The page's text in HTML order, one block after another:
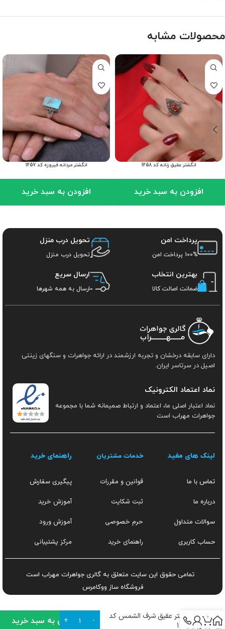
محصولات مشابه
انگشتر عقیق زنانه کد 1258
افزودن به سبد خرید
انگشتر مردانه فیروزه کد 1257
افزودن به سبد خرید
پرداخت امن
100% پرداخت امن
تحویل درب منزل
تحویل درب منزل
بهترین انتخاب
ضمانت اصالت کالا
ارسال سریع
ارسال به همه شهرها
دارای سابقه درخشان و تجربه ارزشمند در ارائه جواهرات و سنگهای زینتی
اصیل در سرتاسر ایران.
نماد اعتماد الکترونیک
نماد اعتبار اصلی ما، اعتماد و ارتباط صمیمانه شما با مجموعه
جواهرات مهراب است
لینک های مفید
تماس با ما
درباره ما
سوالات متداول
حساب کاربری
خدمات مشتریان
قوانین و مقررات
ثبت شکایت
حرم خصوصی
راهنمای خرید
راهنمای خرید
پیگیری سفارش
آموزش خرید
آموزش ورود
مرکز پشتیبانی
تمامی حقوق این سایت متعلق به گالری جواهرات مهراب است
فروشگاه ساز ووکامرس
انگشتر عقیق شرف الشمس کد
۱۵۴۳
افزودن به سبد خرید 0